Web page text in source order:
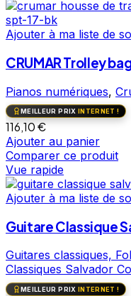
Ajouter à ma liste de
CRUMAR Trolley
Pianos numériques,
MEILLEUR PRIX INTERNET !
116,10€
Ajouter au panier
Comparer ce produit
Vue rapide
Ajouter à ma liste de
Guitare Classique
Guitares classiques,
Classiques Salvador
MEILLEUR PRIX INTERNET !